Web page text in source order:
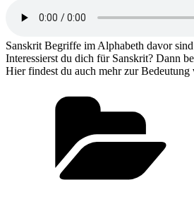
Sanskrit Begriffe im Alphabeth davor
Interessierst du dich für Sanskrit? Dann
Hier findest du auch mehr zur Bedeutung